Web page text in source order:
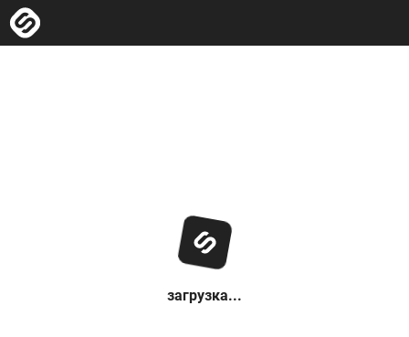
загрузка...